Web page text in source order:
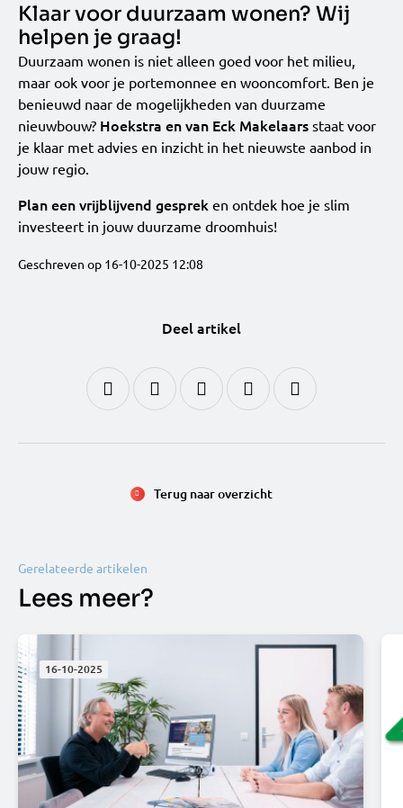
Klaar voor duurzaam wonen? Wij
helpen je graag!
Duurzaam wonen is niet alleen goed voor het milieu,
maar ook voor je portemonnee en wooncomfort. Ben je
benieuwd naar de mogelijkheden van duurzame
nieuwbouw? Hoekstra en van Eck Makelaars staat voor
je klaar met advies en inzicht in het nieuwste aanbod in
jouw regio.
Plan een vrijblijvend gesprek en ontdek hoe je slim
investeert in jouw duurzame droomhuis!
Geschreven op 16-10-2025 12:08
Deel artikel
Terug naar overzicht
Gerelateerde artikelen
Lees meer?
16-10-2025